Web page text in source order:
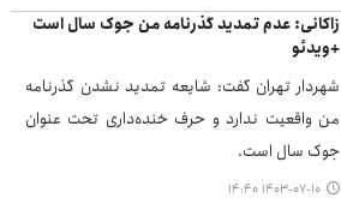
زاکانی: عدم تمدید گذرنامه من جوک سال است
+ویدئو
شهردار تهران گفت: شایعه تمدید نشدن گذرنامه
من واقعیت ندارد و حرف‌ خنده‌داری تحت عنوان
جوک سال است.
۱۴۰۳-۰۷-۱۰ ۱۴:۴۰